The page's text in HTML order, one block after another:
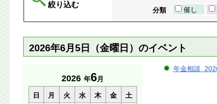
絞り込む
分類 催し
2026年6月5日（金曜日）のイベント
2026 年6月
日 月 火 水 木 金
土
年金相談